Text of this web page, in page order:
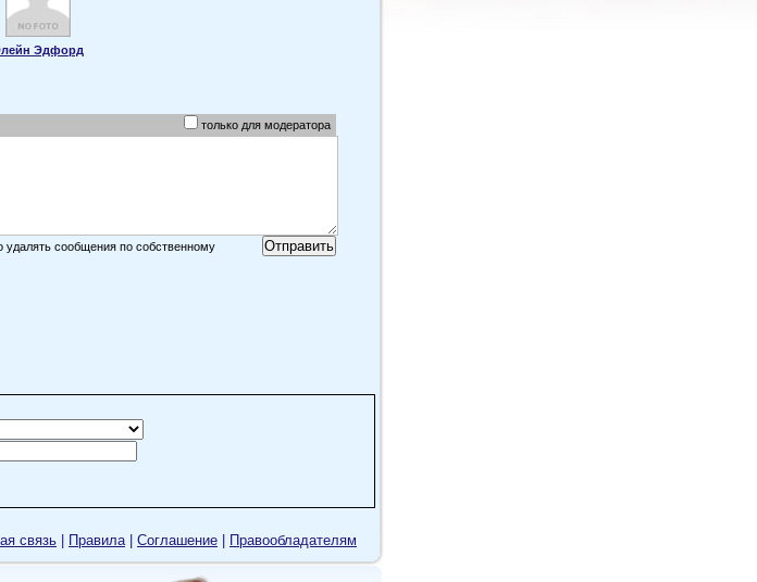
Эдфорд
только для модератора
удалять сообщения по собственному
связь Правила| Cоглашение Правообладателям